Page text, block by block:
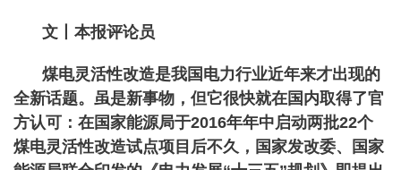
文丨本报评论员
煤电灵活性改造是我国电力行业近年来才出现的
全新话题。虽是新事物，但它很快就在国内取得了官
方认可：在国家能源局于2016年年中启动两批22个
煤电灵活性改造试点项目后不久，国家发改委、国家